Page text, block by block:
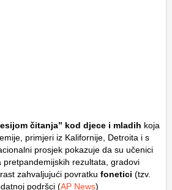
čitanja” kod djece i mladih koja
primjeri iz Kalifornije, Detroita i s
prosjek pokazuje da su učenici
rezultata, gradovi
zahvaljujući povratku fonetici (tzv.
podršci (AP News)